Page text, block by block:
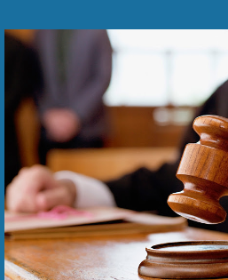
Наши победы
Видео о нас